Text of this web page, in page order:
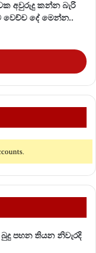
අවුරුදු කන්න බැරි
වෙච්ච දේ මෙන්න..
පහන තියන නිවැරදි